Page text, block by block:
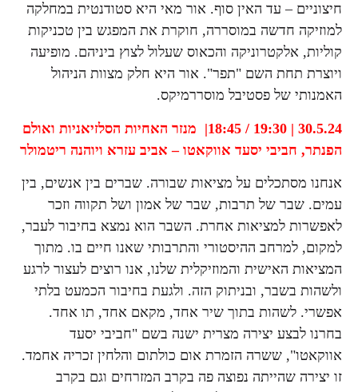
חיצוניים – עד האין סוף. אור מאי היא סטודנטית במחלקה
למוזיקה חדשה במוסררה, חוקרת את המפגש בין טכניקות
קוליות, אלקטרוניקה והכאוס שעלול לצוץ ביניהם. מופיעה
ויוצרת תחת השם "תפר". אור היא חלק מצוות הניהול
האמנותי של פסטיבל מוסררמיקס.
30.5.24 | 19:30 / 18:45| מנזר האחיות הסלזיאניות ואולם
הפנתר, חביבי יסעד אווקאטו – אביב עזרא ויוהנה ריטמולר
אנחנו מסתכלים על מציאות שבורה. שברים בין אנשים, בין
עמים. שבר של תרבות, שבר של אמון ושל תקווה וזכר
לאפשרות למציאות אחרת. השבר הוא נמצא בחיבור לעבר,
למקום, למרחב ההיסטורי והתרבותי שאנו חיים בו. מתוך
המציאות האישית והמוזיקלית שלנו, אנו רוצים לעצור לרגע
ולשהות בשבר, ובניתוק הזה. ולגעת בחיבור הכמעט בלתי
אפשרי. לשהות בתוך שיר אחד, מקאם אחד, תו אחד.
בחרנו לבצע יצירה מצרית ישנה בשם "חביבי יסעד
אווקאטו", ששרה הזמרת אום כולתום והלחין זכריה אחמד.
זו יצירה שהייתה נפוצה פה בקרב המזרחים וגם בקרב